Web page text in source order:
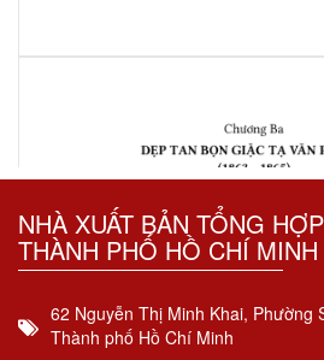
NHÀ XUẤT BẢN TỔNG HỢP
THÀNH PHỐ HỒ CHÍ MINH
62 Nguyễn Thị Minh Khai, Phường
Thành phố Hồ Chí Minh